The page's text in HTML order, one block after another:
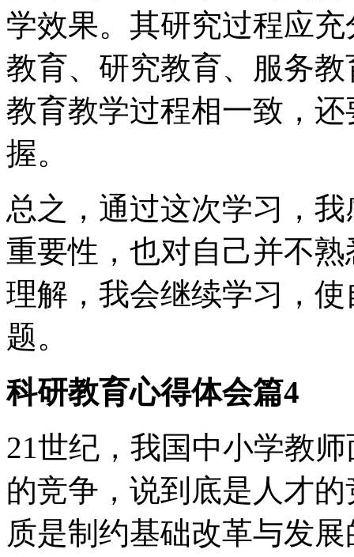
学效果。其研究过程应
教育、研究教育、服务
教育教学过程相一致，
握。
总之，通过这次学习，
重要性，也对自己并不
理解，我会继续学习，
题。
科研教育心得体会篇4
21世纪，我国中小学教
的竞争，说到底是人才
质是制约基础改革与发